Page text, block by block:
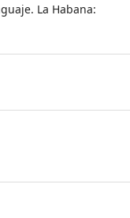
La Habana: